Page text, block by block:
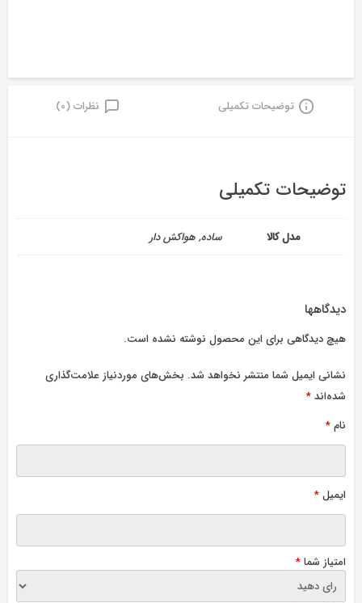
توضیحات تکمیلی نظرات (0)
توضیحات تکمیلی
مدل کالا ساده, هواکش دار
دیدگاهها
هیچ دیدگاهی برای این محصول نوشته نشده است.
نشانی ایمیل شما منتشر نخواهد شد. بخش‌های موردنیاز علامت‌گذاری
شده‌اند*
نام*
ایمیل*
امتیاز شما*